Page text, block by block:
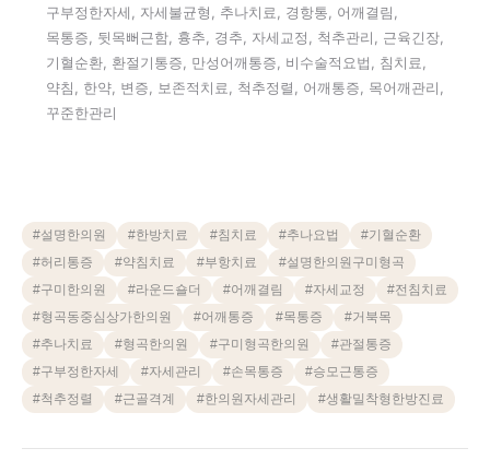
구부정한자세, 자세불균형, 추나치료, 경항통, 어깨결림,
목통증, 뒷목뻐근함, 흉추, 경추, 자세교정, 척추관리, 근육긴장,
기혈순환, 환절기통증, 만성어깨통증, 비수술적요법, 침치료,
약침, 한약, 변증, 보존적치료, 척추정렬, 어깨통증, 목어깨관리,
꾸준한관리
#설명한의원 #한방치료 #침치료 #추나요법 #기혈순환
#허리통증 #약침치료 #부항치료 #설명한의원구미형곡
#구미한의원 #라운드숄더 #어깨결림 #자세교정 #전침치료
#형곡동중심상가한의원 #어깨통증 #목통증 #거북목
#추나치료 #형곡한의원 #구미형곡한의원 #관절통증
#구부정한자세 #자세관리 #손목통증 #승모근통증
#척추정렬 #근골격계 #한의원자세관리 #생활밀착형한방진료